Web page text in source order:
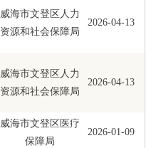
威海市文登区人力
资源和社会保障局
2026-04-13
威海市文登区人力
资源和社会保障局
2026-04-13
威海市文登区医疗
保障局
2026-01-09